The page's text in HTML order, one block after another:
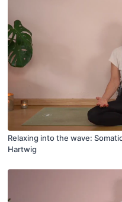
Relaxing into the wave:
Hartwig